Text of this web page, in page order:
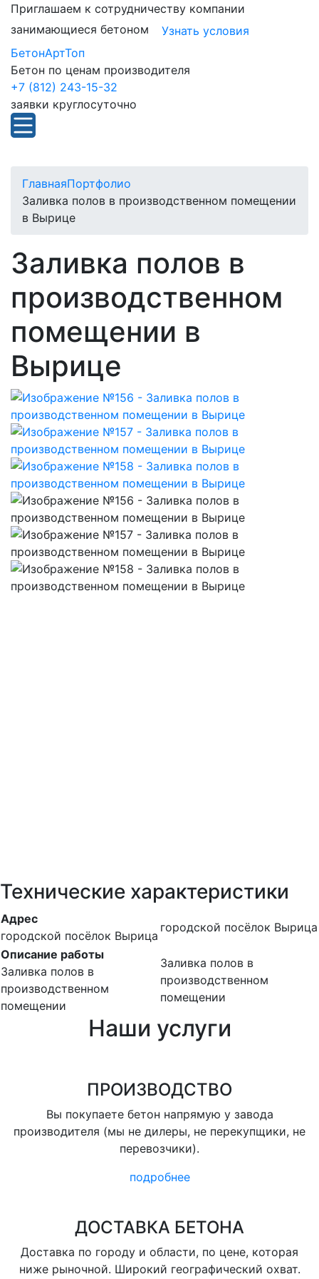
Приглашаем к сотрудничеству компании
занимающиеся бетоном
Узнать условия
БетонАртТоп
Бетон по ценам производителя
+7 (812) 243-15-32
заявки круглосуточно
ГлавнаяПортфолио
Заливка полов в производственном помещении
в Вырице
Заливка полов в
производственном
помещении в
Вырице
Технические характеристики
Адрес
городской посёлок Вырица
городской посёлок Вырица
Описание работы
Заливка полов в
производственном
помещении
Заливка полов в
производственном
помещении
Наши услуги
ПРОИЗВОДСТВО
Вы покупаете бетон напрямую у завода
производителя (мы не дилеры, не перекупщики, не
перевозчики).
подробнее
ДОСТАВКА БЕТОНА
Доставка по городу и области, по цене, которая
ниже рыночной. Широкий географический охват.